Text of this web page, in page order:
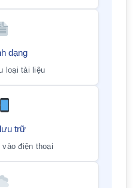
dạng
loại tài liệu
trữ
điện thoại